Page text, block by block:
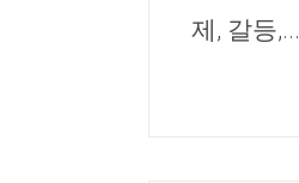
제, 갈등,...